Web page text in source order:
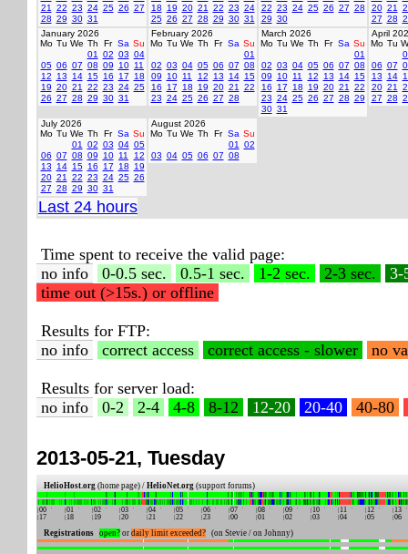
21
22 23 24 25 26 27
28 29 30 31
18
19 20 21 22 23 24
25 26 27 28 29 30 31
22 23 24 25 26 27 28
29 30
20 21
27 28
January 2026
Mo Tu We Th Fr Sa Su
01
02 03 04
05 06 07 08 09 10 11
12
13 14 15 16 17
18
19 20 21 22 23 24 25
26 27 28 29 30 31
February 2026
Mo Tu We Th Fr Sa Su
01
02 03 04 05 06 07 08
09
10 11 12 13 14 15
16
17 18 19 20 21
22
23 24 25 26 27 28
March 2026
Mo Tu We Th Fr Sa Su
01
02 03 04 05 06 07 08
09
10 11 12 13 14 15
16
17 18 19 20 21
22
23 24 25 26 27 28 29
30 31
April
Mo Tu
06 07
13
14
20 21
27 28
July 2026
Mo Tu We Th Fr Sa Su
01
02 03 04 05
06 07 08 09 10 11
12
13
14 15 16 17 18
19
20 21 22 23 24 25 26
27 28 29 30 31
August 2026
Mo Tu We Th Fr Sa Su
01
02
03 04 05 06 07 08
Last 24 hours
Time spent to receive the valid page:
no info
0-0.5 sec. 0.5-1 sec. 1-2 sec. 2-3 sec.
3-
time out (>15s.) or offline
Results for FTP:
no info
correct access correct access - slower no
Results for server load:
no info
0-2 2-4 4-8 8-12 12-20 20-40 40-80
2013-05-21, Tuesday
HelioHost.org (home page) / HelioNet.org (support forums)
Registrations open? or daily limit exceeded? (on Stevie / on Johnny)
00 01 02 03 04 05 06 07 08 09 10 11 12
13
17
18 19 20 21 22 23 00 01 02 03 04 05 06